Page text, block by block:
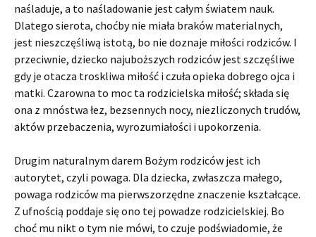
naśladuje, a to naśladowanie jest całym światem nauk.
Dlatego sierota, choćby nie miała braków materialnych,
jest nieszczęśliwą istotą, bo nie doznaje miłości rodziców. I
przeciwnie, dziecko najuboższych rodziców jest szczęśliwe
gdy je otacza troskliwa miłość i czuła opieka dobrego ojca i
matki. Czarowna to moc ta rodzicielska miłość; składa się
ona z mnóstwa łez, bezsennych nocy, niezliczonych trudów,
aktów przebaczenia, wyrozumiałości i upokorzenia.
Drugim naturalnym darem Bożym rodziców jest ich
autorytet, czyli powaga. Dla dziecka, zwłaszcza małego,
powaga rodziców ma pierwszorzędne znaczenie kształcące.
Z ufnością poddaje się ono tej powadze rodzicielskiej. Bo
choć mu nikt o tym nie mówi, to czuje podświadomie, że